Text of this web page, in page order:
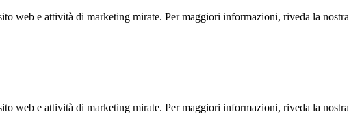
web e attività di marketing mirate. Per maggiori informazioni, riveda la nostra
web e attività di marketing mirate. Per maggiori informazioni, riveda la nostra